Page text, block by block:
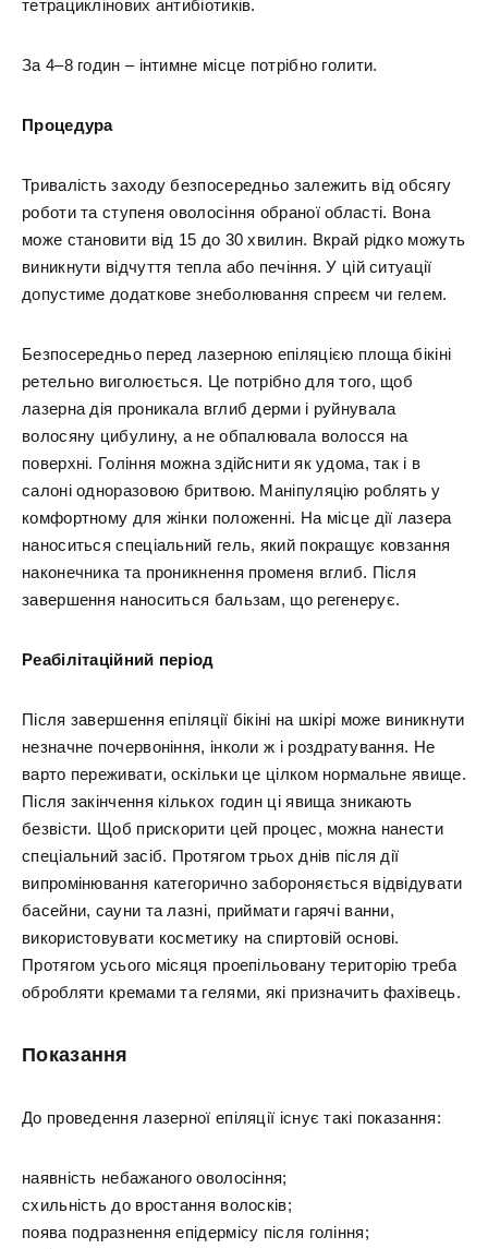
тетрациклінових антибіотиків.
За 4–8 годин – інтимне місце потрібно голити.
Процедура
Тривалість заходу безпосередньо залежить від обсягу
роботи та ступеня оволосіння обраної області. Вона
може становити від 15 до 30 хвилин. Вкрай рідко можуть
виникнути відчуття тепла або печіння. У цій ситуації
допустиме додаткове знеболювання спреєм чи гелем.
Безпосередньо перед лазерною епіляцією площа бікіні
ретельно виголюється. Це потрібно для того, щоб
лазерна дія проникала вглиб дерми і руйнувала
волосяну цибулину, а не обпалювала волосся на
поверхні. Гоління можна здійснити як удома, так і в
салоні одноразовою бритвою. Маніпуляцію роблять у
комфортному для жінки положенні. На місце дії лазера
наноситься спеціальний гель, який покращує ковзання
наконечника та проникнення променя вглиб. Після
завершення наноситься бальзам, що регенерує.
Реабілітаційний період
Після завершення епіляції бікіні на шкірі може виникнути
незначне почервоніння, інколи ж і роздратування. Не
варто переживати, оскільки це цілком нормальне явище.
Після закінчення кількох годин ці явища зникають
безвісти. Щоб прискорити цей процес, можна нанести
спеціальний засіб. Протягом трьох днів після дії
випромінювання категорично забороняється відвідувати
басейни, сауни та лазні, приймати гарячі ванни,
використовувати косметику на спиртовій основі.
Протягом усього місяця проепільовану територію треба
обробляти кремами та гелями, які призначить фахівець.
Показання
До проведення лазерної епіляції існує такі показання:
наявність небажаного оволосіння;
схильність до вростання волосків;
поява подразнення епідермісу після гоління;